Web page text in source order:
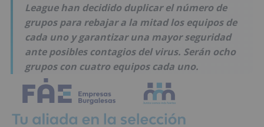
League han decidido duplicar el número de
grupos para rebajar a la mitad los equipos de
cada uno y garantizar una mayor seguridad
ante posibles contagios del virus. Serán ocho
grupos con cuatro equipos cada uno.